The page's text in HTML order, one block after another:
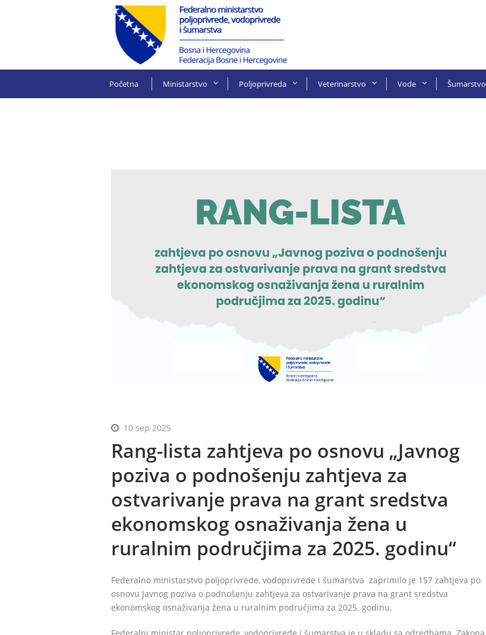
Početna Ministarstvo Poljoprivreda Veterinarstvo Vode Šumarstvo
10 sep 2025
Rang-lista zahtjeva po osnovu „Javnog
poziva o podnošenju zahtjeva za
ostvarivanje prava na grant sredstva
ekonomskog osnaživanja žena u
ruralnim područjima za 2025. godinu“
Federalno ministarstvo poljoprivrede, vodoprivrede i šumarstva zaprimilo je 157 zahtjeva po
osnovu Javnog poziva o podnošenju zahtjeva za ostvarivanje prava na grant sredstva
ekonomskog osnaživanja žena u ruralnim područjima za 2025. godinu.